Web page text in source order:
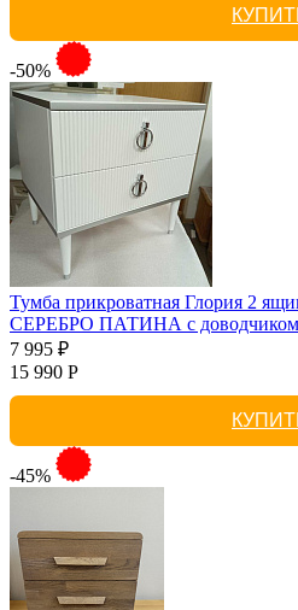
-50%
Тумба прикроватная Глория 2
СЕРЕБРО ПАТИНА с доводчиком
7 995 ₽
15 990 Р
-45%